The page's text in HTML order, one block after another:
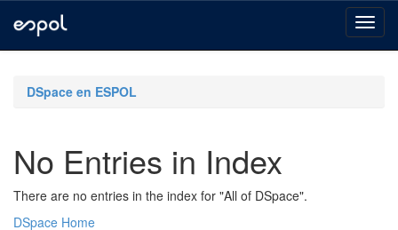
navigationDSpace en ESPOL
No Entries in Index
There are no entries in the index for "All of DSpace".
DSpace Home